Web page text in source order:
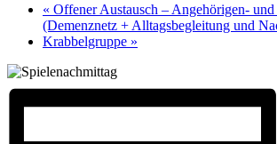
« Offener Austausch – Angehörigen-
(Demenznetz + Alltagsbegleitung und
Krabbelgruppe »